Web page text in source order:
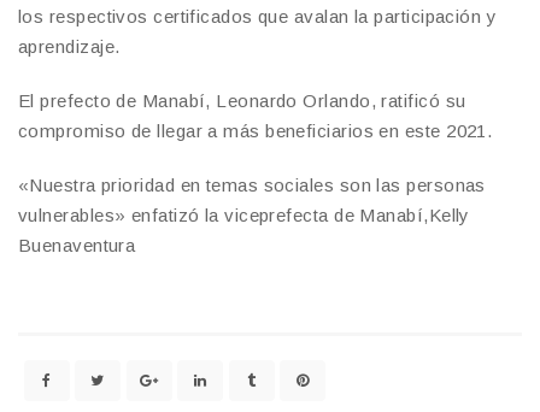
los respectivos certificados que avalan la participación y
aprendizaje.
El prefecto de Manabí, Leonardo Orlando, ratificó su
compromiso de llegar a más beneficiarios en este 2021.
«Nuestra prioridad en temas sociales son las personas
vulnerables» enfatizó la viceprefecta de Manabí,Kelly
Buenaventura